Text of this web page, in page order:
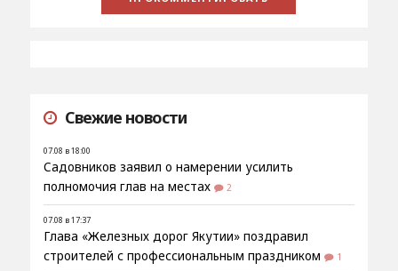
Свежие новости
07.08 в 18:00
Садовников заявил о намерении усилить
полномочия глав на местах
2
07.08 в 17:37
Глава «Железных дорог Якутии» поздравил
строителей с профессиональным праздником
1